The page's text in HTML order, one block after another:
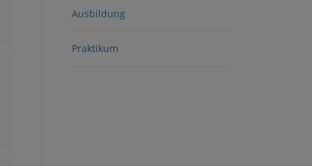
Ausbildung
Praktikum